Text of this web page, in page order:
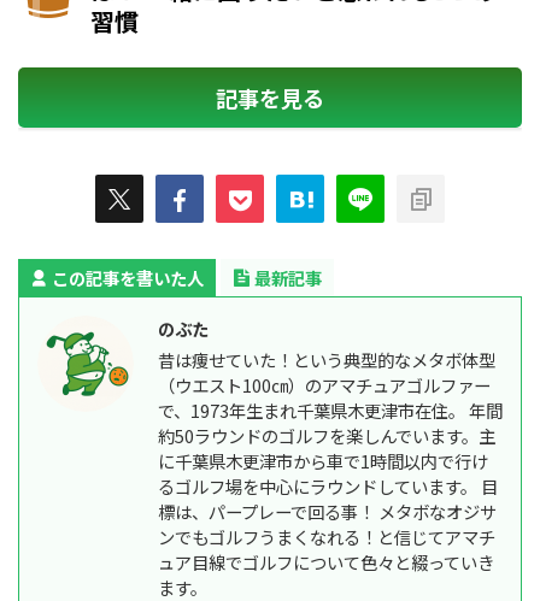
習慣
記事を見る
この記事を書いた人
最新記事
のぶた
昔は痩せていた！という典型的なメタボ体型
（ウエスト100㎝）のアマチュアゴルファー
で、1973年生まれ千葉県木更津市在住。 年間
約50ラウンドのゴルフを楽しんでいます。主
に千葉県木更津市から車で1時間以内で行け
るゴルフ場を中心にラウンドしています。 目
標は、パープレーで回る事！ メタボなオジサ
ンでもゴルフうまくなれる！と信じてアマチ
ュア目線でゴルフについて色々と綴っていき
ます。